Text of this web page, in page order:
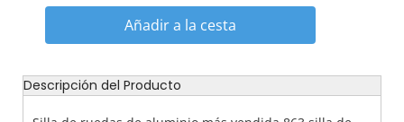
Añadir a la cesta
Descripción del Producto